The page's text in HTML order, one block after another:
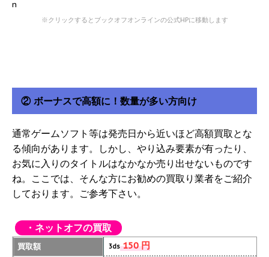
※クリックするとブックオフオンラインの公式HPに移動します
② ボーナスで高額に！数量が多い方向け
通常ゲームソフト等は発売日から近いほど高額買取とな
る傾向があります。しかし、やり込み要素が有ったり、
お気に入りのタイトルはなかなか売り出せないものです
ね。ここでは、そんな方にお勧めの買取り業者をご紹介
しております。ご参考下さい。
・ネットオフの買取
買取額 3ds150 円